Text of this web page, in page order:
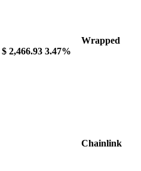
Wrapped
$ 2,466.93 3.47%
Chainlink